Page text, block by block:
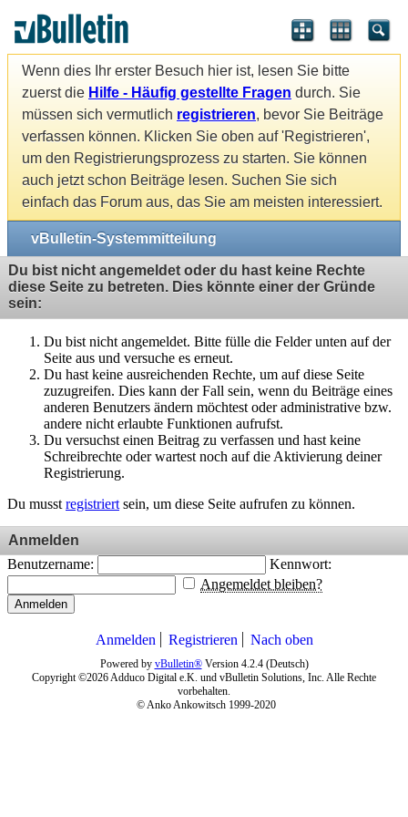
Wenn dies Ihr erster Besuch hier ist, lesen Sie bitte
zuerst die Hilfe - Häufig gestellte Fragen durch. Sie
müssen sich vermutlich registrieren, bevor Sie Beiträge
verfassen können. Klicken Sie oben auf 'Registrieren',
um den Registrierungsprozess zu starten. Sie können
auch jetzt schon Beiträge lesen. Suchen Sie sich
einfach das Forum aus, das Sie am meisten interessiert.
vBulletin-Systemmitteilung
Du bist nicht angemeldet oder du hast keine Rechte
diese Seite zu betreten. Dies könnte einer der Gründe
sein:
Du bist nicht angemeldet. Bitte fülle die Felder unten auf der
Seite aus und versuche es erneut.
Du hast keine ausreichenden Rechte, um auf diese Seite
zuzugreifen. Dies kann der Fall sein, wenn du Beiträge eines
anderen Benutzers ändern möchtest oder administrative bzw.
andere nicht erlaubte Funktionen aufrufst.
Du versuchst einen Beitrag zu verfassen und hast keine
Schreibrechte oder wartest noch auf die Aktivierung deiner
Registrierung.
Du musst registriert sein, um diese Seite aufrufen zu können.
Anmelden
Benutzername:
Kennwort:
Angemeldet bleiben?
Anmelden
Anmelden Registrieren Nach oben
Powered by vBulletin®Version 4.2.4 (Deutsch)
Copyright ©2026 Adduco Digital e.K. und vBulletin Solutions, Inc. Alle Rechte
vorbehalten.
© Anko Ankowitsch 1999-2020